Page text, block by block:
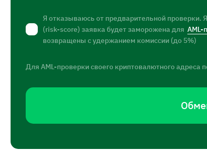
Я отказываюсь от предварительной проверки.
(risk-score) заявка будет заморожена для AML-
возвращены с удержанием комиссии (до 5%)
Для AML-проверки своего криптовалютного адреса